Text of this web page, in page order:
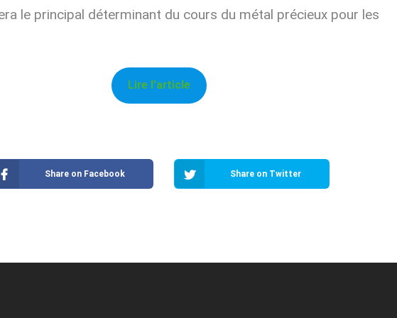
le principal déterminant du cours du métal précieux pour les
Lire l’article
Share on Facebook Share on Twitter